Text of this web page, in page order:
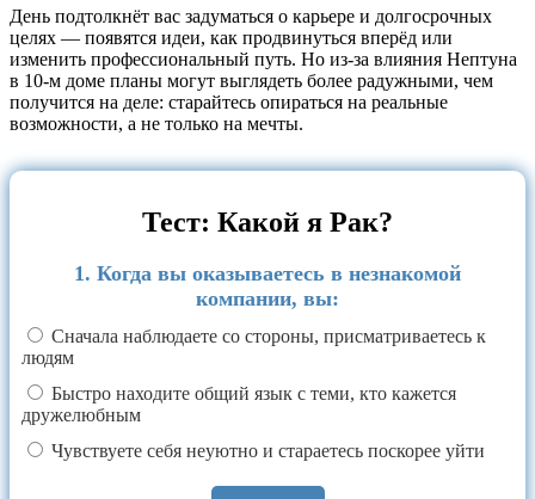
День подтолкнёт вас задуматься о карьере и долгосрочных
целях — появятся идеи, как продвинуться вперёд или
изменить профессиональный путь. Но из‑за влияния Нептуна
в 10‑м доме планы могут выглядеть более радужными, чем
получится на деле: старайтесь опираться на реальные
возможности, а не только на мечты.
Тест: Какой я Рак?
1. Когда вы оказываетесь в незнакомой
компании, вы:
Сначала наблюдаете со стороны, присматриваетесь к
людям
Быстро находите общий язык с теми, кто кажется
дружелюбным
Чувствуете себя неуютно и стараетесь поскорее уйти